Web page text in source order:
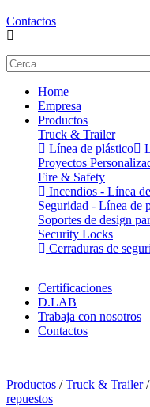
Contactos
Home
Empresa
Productos
Truck & Trailer
Línea de plástico
Proyectos
Fire & Safety
Incendios - Línea
Seguridad - Línea de
Soportes de design
Security Locks
Cerraduras de
Certificaciones
D.LAB
Trabaja con nosotros
Contactos
Productos /Truck & Trailer/
repuestos